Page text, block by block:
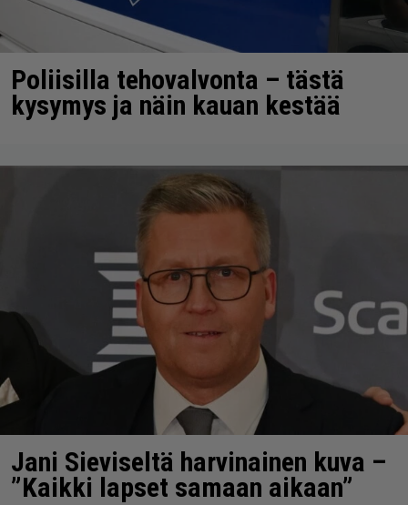
Poliisilla tehovalvonta – tästä
kysymys ja näin kauan kestää
Jani Sieviseltä harvinainen kuva –
”Kaikki lapset samaan aikaan”